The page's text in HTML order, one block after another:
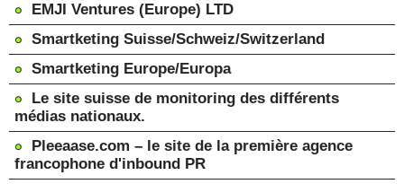
EMJI Ventures (Europe) LTD
Smartketing Suisse/Schweiz/Switzerland
Smartketing Europe/Europa
Le site suisse de monitoring des différents
médias nationaux.
Pleeaase.com – le site de la première agence
francophone d'inbound PR